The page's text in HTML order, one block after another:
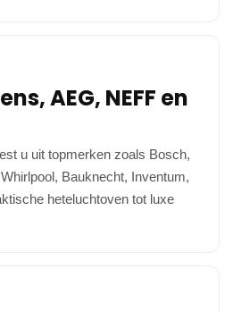
AEG, NEFF en
u uit topmerken zoals Bosch,
Bauknecht, Inventum,
heteluchtoven tot luxe